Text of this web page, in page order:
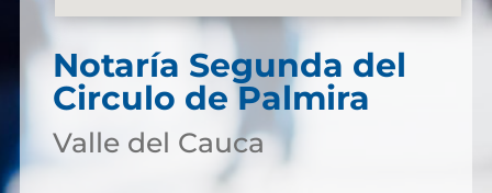
Notaría Segunda del
Circulo de Palmira
Valle del Cauca